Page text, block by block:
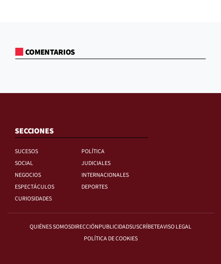
COMENTARIOS
SECCIONES
SUCESOS
POLÍTICA
SOCIAL
JUDICIALES
NEGOCIOS
INTERNACIONALES
ESPECTÁCULOS
DEPORTES
CURIOSIDADES
QUIÉNES SOMOSDIRECCIÓNPUBLICIDADSUSCRÍBETEAVISO LEGAL
POLÍTICA DE COOKIES